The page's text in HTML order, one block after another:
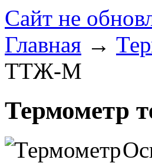
Сайт не
Главная →
ТТЖ-М
Термометр